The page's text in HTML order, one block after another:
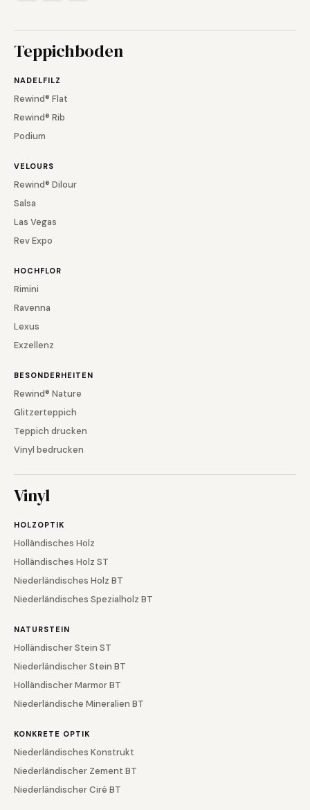
Print vinyl
Teppichboden
NADELFILZ
Rewind® Flat
Rewind® Rib
Podium
VELOURS
Rewind® Dilour
Salsa
Las Vegas
Rev Expo
HOCHFLOR
Rimini
Ravenna
Lexus
Exzellenz
BESONDERHEITEN
Rewind® Nature
Glitzerteppich
Teppich drucken
Vinyl bedrucken
Vinyl
HOLZOPTIK
Holländisches Holz
Holländisches Holz ST
Niederländisches Holz BT
Niederländisches Spezialholz BT
NATURSTEIN
Holländischer Stein ST
Niederländischer Stein BT
Holländischer Marmor BT
Niederländische Mineralien BT
KONKRETE OPTIK
Niederländisches Konstrukt
Niederländischer Zement BT
Niederländischer Ciré BT